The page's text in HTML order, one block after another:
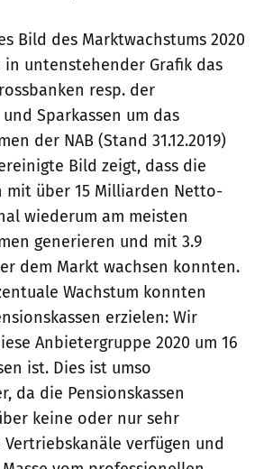
Bild des Marktwachstums 2020
in untenstehender Grafik das
resp. der
Sparkassen um das
der NAB (Stand 31.12.2019)
Bild zeigt, dass die
mit über 15 Milliarden Netto-
wiederum am meisten
generieren und mit 3.9
dem Markt wachsen konnten.
Wachstum konnten
erzielen: Wir
Anbietergruppe 2020 um 16
ist. Dies ist umso
da die Pensionskassen
keine oder nur sehr
verfügen und